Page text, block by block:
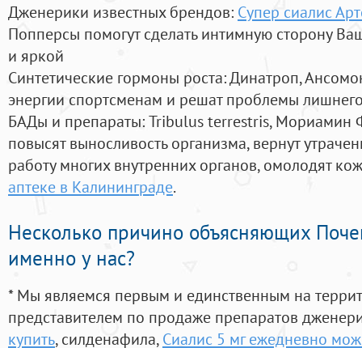
Дженерики известных брендов: Супер сиалис
Попперсы помогут сделать интимную сторону
и яркой
Синтетические гормоны роста: Динатроп,
энергии спортсменам и решат проблемы
БАДы и препараты:Tribulus terrestris, Мориамин
повысят выносливость организма, вернут
работу многих внутренних органов, омолодят
аптеке в Калининграде.
Несколько причино объясняющих
именно у нас?
* Мы являемся первым и единственным на
представителем по продаже препаратов
купить, силденафила, Сиалис 5 мг ежедневно